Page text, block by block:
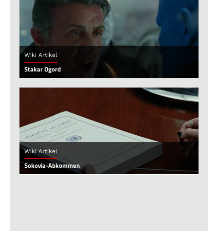
Wiki Artikel
Stakar Ogord
Wiki Artikel
Sokovia-Abkommen